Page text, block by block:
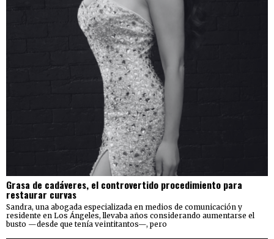
Grasa de cadáveres, el controvertido procedimiento para
restaurar curvas
Sandra, una abogada especializada en medios de comunicación y
residente en Los Ángeles, llevaba años considerando aumentarse el
busto —desde que tenía veintitantos—, pero